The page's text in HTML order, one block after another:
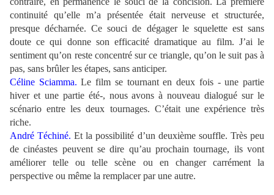
continuité qu’elle m’a présentée était nerveuse et structurée,
presque décharnée. Ce souci de dégager le squelette est sans
doute ce qui donne son efficacité dramatique au film. J’ai le
sentiment qu’on reste concentré sur ce triangle, qu’on le suit pas à
pas, sans brûler les étapes, sans anticiper.
Céline Sciamma. Le film se tournant en deux fois - une partie
hiver et une partie été-, nous avons à nouveau dialogué sur le
scénario entre les deux tournages. C’était une expérience très
riche.
André Téchiné.Et la possibilité d’un deuxième souffle. Très peu
de cinéastes peuvent se dire qu’au prochain tournage, ils vont
améliorer telle ou telle scène ou en changer carrément la
perspective ou même la remplacer par une autre.